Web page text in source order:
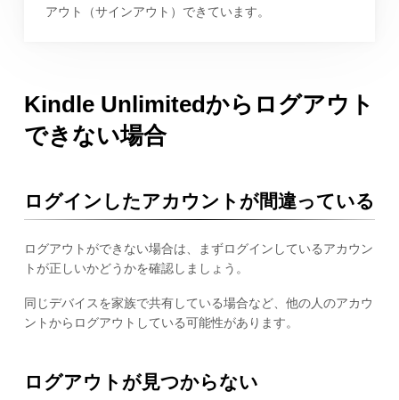
アウト（サインアウト）できています。
Kindle Unlimitedからログアウト
できない場合
ログインしたアカウントが間違っている
ログアウトができない場合は、まずログインしているアカウン
トが正しいかどうかを確認しましょう。
同じデバイスを家族で共有している場合など、他の人のアカウ
ントからログアウトしている可能性があります。
ログアウトが見つからない